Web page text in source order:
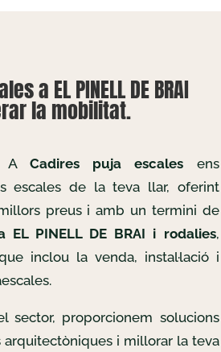
a EL PINELL DE BRAI
la mobilitat.
A Cadires puja escales ens
escales de la teva llar, oferint
preus i amb un termini de
EL PINELL DE BRAI i rodalies,
inclou la venda, instal·lació i
sector, proporcionem solucions
i millorar la teva